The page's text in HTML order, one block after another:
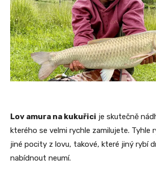
Lov amura na kukuřici je skutečně
kterého se velmi rychle zamilujete. Tyhle
jiné pocity z lovu, takové, které jiný rybí
nabídnout neumí.